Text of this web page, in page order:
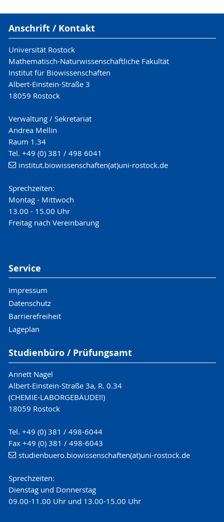
Anschrift / Kontakt
Universität Rostock
Mathematisch-Naturwissenschaftliche Fakultät
Institut für Biowissenschaften
Albert-Einstein-Straße 3
18059 Rostock
Verwaltung / Sekretariat
Andrea Mellin
Raum 1.34
Tel. +49 (0) 381 / 498 6041
institut.biowissenschaften(at)uni-rostock.de
Sprechzeiten:
Montag - Mittwoch
13.00 - 15.00 Uhr
Freitag nach Vereinbarung
Service
Impressum
Datenschutz
Barrierefreiheit
Lageplan
Studienbüro / Prüfungsamt
Annett Nagel
Albert-Einstein-Straße 3a, R. 0.34
(CHEMIE-LABORGEBÄUDE!!)
18059 Rostock
Tel. +49 (0) 381 / 498-6044
Fax +49 (0) 381 / 498-6043
studienbuero.biowissenschaften(at)uni-rostock.de
Sprechzeiten:
Dienstag und Donnerstag
09.00-11.00 Uhr und 13.00-15.00 Uhr